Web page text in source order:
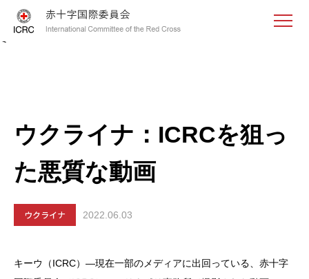
<
ウクライナ：ICRCを狙っ
た悪質な動画
ウクライナ 2022.06.03
キーウ（ICRC）―現在一部のメディアに出回っている、赤十字